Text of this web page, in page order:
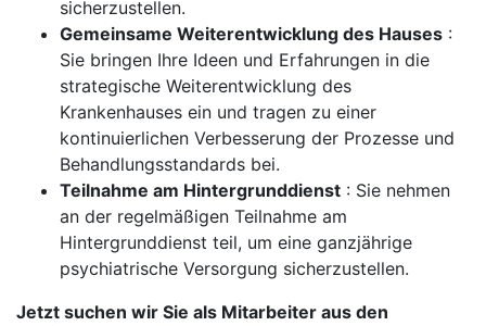
sicherzustellen.
Gemeinsame Weiterentwicklung des Hauses :
Sie bringen Ihre Ideen und Erfahrungen in die
strategische Weiterentwicklung des
Krankenhauses ein und tragen zu einer
kontinuierlichen Verbesserung der Prozesse und
Behandlungsstandards bei.
Teilnahme am Hintergrunddienst : Sie nehmen
an der regelmäßigen Teilnahme am
Hintergrunddienst teil, um eine ganzjährige
psychiatrische Versorgung sicherzustellen.
Jetzt suchen wir Sie als Mitarbeiter aus den